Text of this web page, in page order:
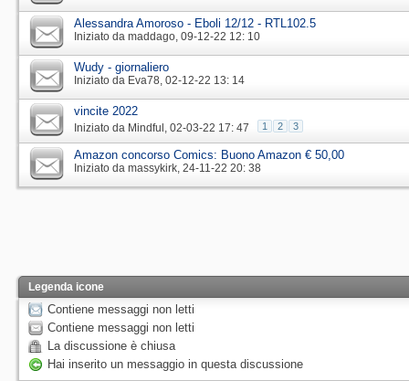
Alessandra Amoroso - Eboli 12/12 - RTL102.5
Iniziato da maddago‎, 09-12-22 12: 10
Wudy - giornaliero
Iniziato da Eva78‎, 02-12-22 13: 14
vincite 2022
Iniziato da Mindful‎, 02-03-22 17: 47 1 2 3
Amazon concorso Comics: Buono Amazon € 50,00
Iniziato da massykirk‎, 24-11-22 20: 38
Legenda icone
Contiene messaggi non letti
Contiene messaggi non letti
La discussione è chiusa
Hai inserito un messaggio in questa discussione